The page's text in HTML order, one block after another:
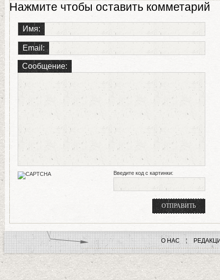
Нажмите чтобы оставить комметарий
Имя:
Email:
Сообщение:
Введите код с картинки:
О НАС